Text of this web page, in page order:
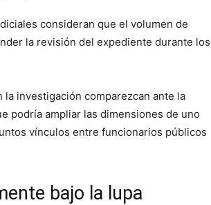
consideran que el volumen de
la revisión del expediente durante los
investigación comparezcan ante la
podría ampliar las dimensiones de uno
vínculos entre funcionarios públicos
bajo la lupa